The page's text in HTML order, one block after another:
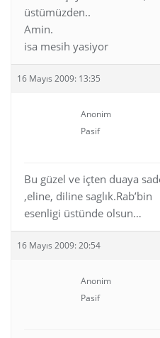
üstümüzden..
Amin.
isa mesih yasiyor
16 Mayıs 2009: 13:35
Anonim
Pasif
Bu güzel ve içten duaya
,eline, diline saglık.Rab’bin
esenligi üstünde olsun…
16 Mayıs 2009: 20:54
Anonim
Pasif